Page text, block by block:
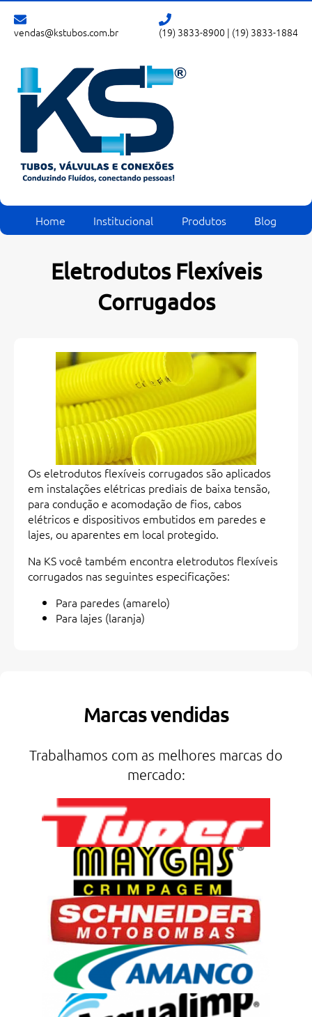
vendas@kstubos.com.br (19) 3833-8900 | (19) 3833-1884
Home Institucional Produtos Blog
Eletrodutos Flexíveis
Corrugados
Os eletrodutos flexíveis corrugados são aplicados
em instalações elétricas prediais de baixa tensão,
para condução e acomodação de fios, cabos
elétricos e dispositivos embutidos em paredes e
lajes, ou aparentes em local protegido.
Na KS você também encontra eletrodutos flexíveis
corrugados nas seguintes especificações:
Para paredes (amarelo)
Para lajes (laranja)
Marcas vendidas
Trabalhamos com as melhores marcas do
mercado: